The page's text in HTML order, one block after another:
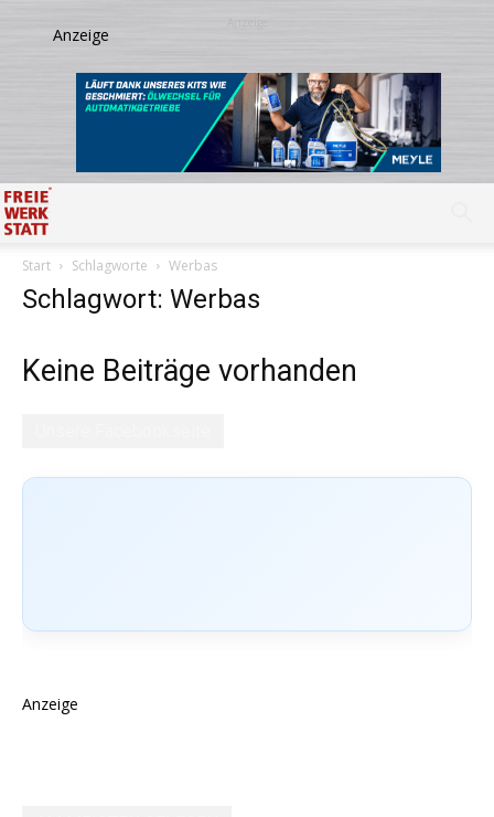
Start Schlagworte Werbas
Schlagwort: Werbas
Keine Beiträge vorhanden
Anzeige